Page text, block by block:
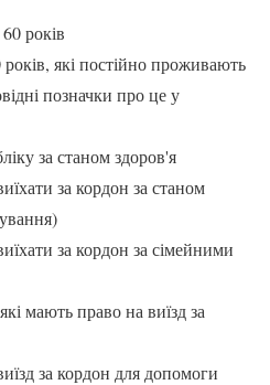
років
які постійно проживають
позначки про це у
за станом здоров'я
за кордон за станом
за кордон за сімейними
мають право на виїзд за
за кордон для допомоги